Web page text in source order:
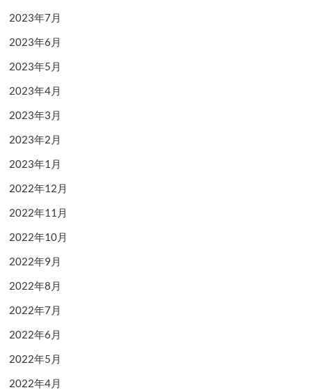
2023年7月
2023年6月
2023年5月
2023年4月
2023年3月
2023年2月
2023年1月
2022年12月
2022年11月
2022年10月
2022年9月
2022年8月
2022年7月
2022年6月
2022年5月
2022年4月